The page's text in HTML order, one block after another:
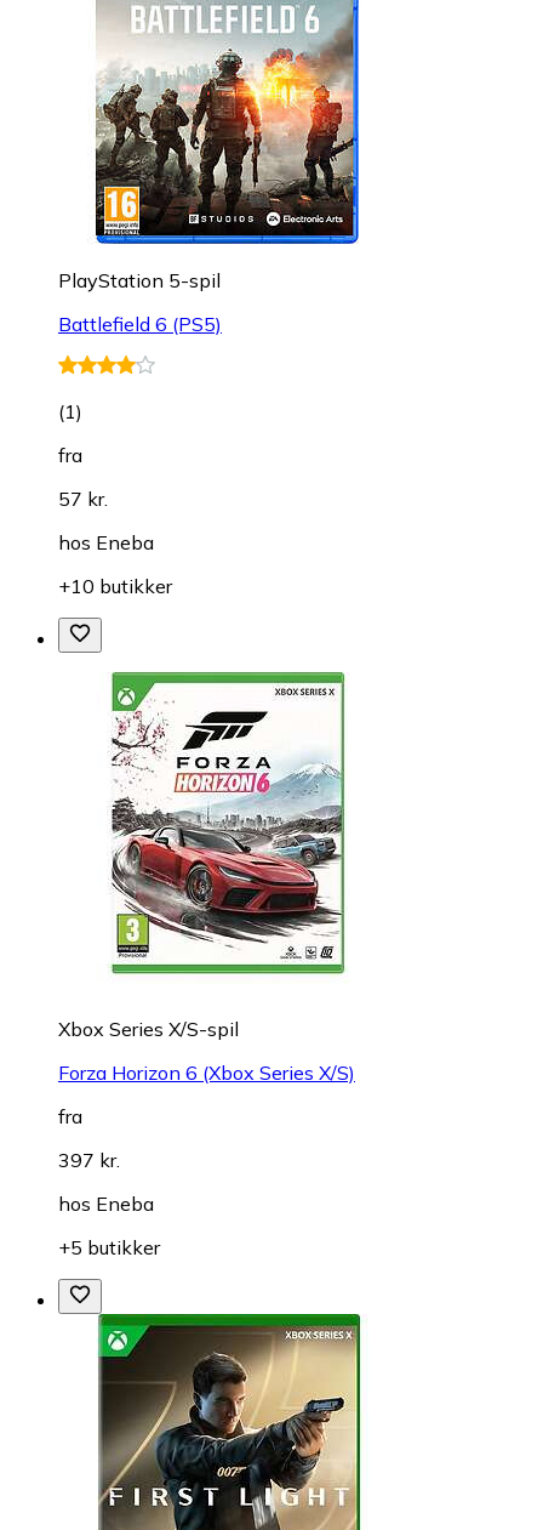
PlayStation 5-spil
Battlefield 6 (PS5)
(1)
fra
57 kr.
hos Eneba
+10 butikker
Xbox Series X/S-spil
Forza Horizon 6 (Xbox Series X/S)
fra
397 kr.
hos Eneba
+5 butikker